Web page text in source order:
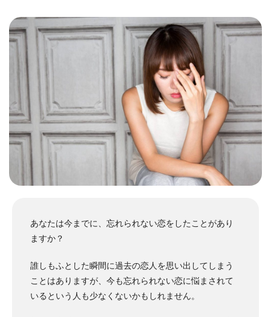
あなたは今までに、忘れられない恋をしたことがあり
ますか？
誰しもふとした瞬間に過去の恋人を思い出してしまう
ことはありますが、今も忘れられない恋に悩まされて
いるという人も少なくないかもしれません。